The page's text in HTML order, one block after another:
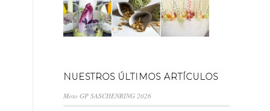
NUESTROS ÚLTIMOS ARTÍCULOS
Moto GP SASCHENRING 2026